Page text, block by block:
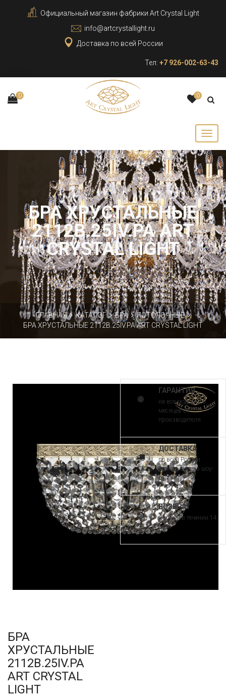
Официальный магазин фабрики Art Crystal Light
info@artcrystallight.ru
Доставка по всей России
Тел: +7 926-002-63-43
0 0
БРА ХРУСТАЛЬНЫЕ
2112B.25IV.PA ART
CRYSTAL LIGHT
ГЛАВНАЯ КАТАЛОГ БРА
ПОТОЛОЧНЫЕ
БРА ХРУСТАЛЬНЫЕ 2112B.25IV.PA ART CRYSTAL LIGHT
БРА
ХРУСТАЛЬНЫЕ
2112B.25IV.PA
ART CRYSTAL
LIGHT
ГАРАНТИЯ
на все модели 30
месяцев от
производителя
ДОСТАВКА
по всей России.
Самовывоз из шоу-
рума
ВОЗВРАТ
и обмен в течении 14
дней